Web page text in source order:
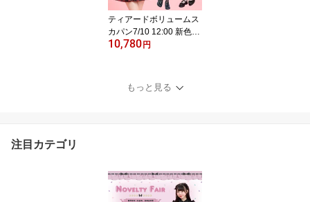
ティアードボリュームス
カパン7/10 12:00 新色登
場11/27 12:00 販売スタ
ニ 量産型 レディー
ス ガーリー スカー
10,780円
もっと見る
注目カテゴリ